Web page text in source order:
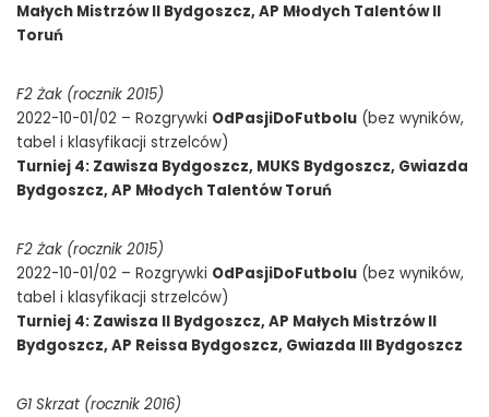
Małych Mistrzów II Bydgoszcz, AP Młodych Talentów II
Toruń
F2 Żak (rocznik 2015)
2022-10-01/02 – Rozgrywki OdPasjiDoFutbolu (bez wyników,
tabel i klasyfikacji strzelców)
Turniej 4: Zawisza Bydgoszcz, MUKS Bydgoszcz, Gwiazda
Bydgoszcz, AP Młodych Talentów Toruń
F2 Żak (rocznik 2015)
2022-10-01/02 – Rozgrywki OdPasjiDoFutbolu (bez wyników,
tabel i klasyfikacji strzelców)
Turniej 4: Zawisza II Bydgoszcz, AP Małych Mistrzów II
Bydgoszcz, AP Reissa Bydgoszcz, Gwiazda III Bydgoszcz
G1 Skrzat (rocznik 2016)